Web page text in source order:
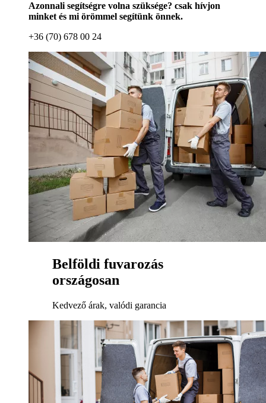
Azonnali segítségre volna szüksége? csak hívjon
minket és mi örömmel segítünk önnek.
+36 (70) 678 00 24
Belföldi fuvarozás
országosan
Kedvező árak, valódi garancia